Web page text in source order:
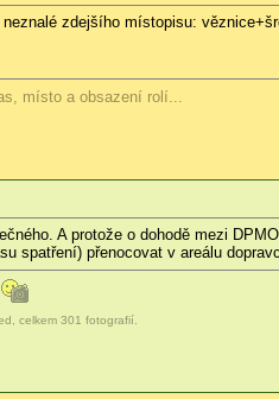
zdejšího místopisu:
místo a obsazení rolí...
A protože o dohodě mezi
spatření) přenocovat v areálu
celkem 301 fotografií.